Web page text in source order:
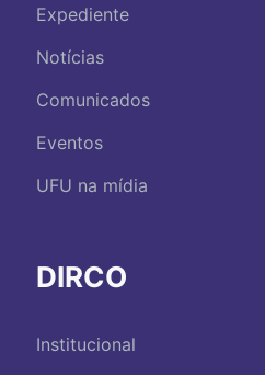
Expediente
Notícias
Comunicados
Eventos
UFU na mídia
DIRCO
Institucional